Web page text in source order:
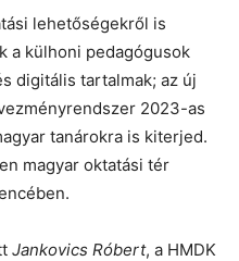
lehetőségekről is
a külhoni pedagógusok
digitális tartalmak; az új
2023-as
tanárokra is kiterjed.
magyar oktatási tér
Jankovics Róbert, a HMDK